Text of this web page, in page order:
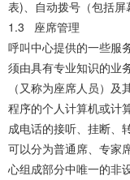
表)、自动拨号（包括
1.3 座席管理
呼叫中心提供的一些服
须由具有专业知识的业
（又称为座席人员）
程序的个人计算机或计
成电话的接听、挂断、
可以分为普通席、专家
心组成部分中唯一的非